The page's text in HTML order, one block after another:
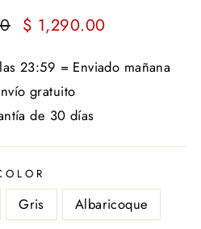
Precio
oferta
$ 1,290.00
23:59 = Enviado mañana
gratuito
de 30 días
Gris Albaricoque